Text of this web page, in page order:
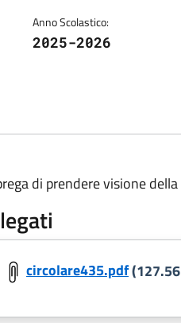
Anno Scolastico:
2025-2026
di prendere visione
circolare435.pdf